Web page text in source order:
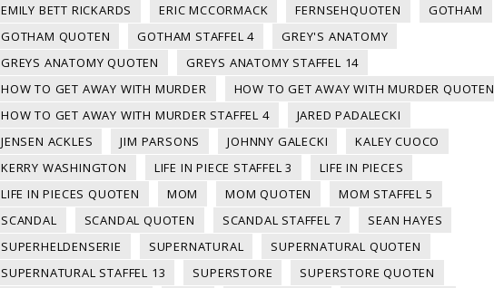
EMILY BETT RICKARDS
ERIC MCCORMACK FERNSEHQUOTEN
GOTHAM
GOTHAM QUOTEN
GOTHAM STAFFEL 4
GREY'S ANATOMY
GREYS ANATOMY QUOTEN
GREYS ANATOMY STAFFEL 14
HOW TO GET AWAY WITH MURDER
HOW TO GET AWAY WITH MURDER QUOTEN
HOW TO GET AWAY WITH MURDER STAFFEL 4
JARED PADALECKI
JENSEN ACKLES
JIM PARSONS JOHNNY GALECKI
KALEY CUOCO
KERRY WASHINGTON
LIFE IN PIECE STAFFEL 3
LIFE IN PIECES
LIFE IN PIECES QUOTEN
MOM MOM QUOTEN
MOM STAFFEL 5
SCANDAL
SCANDAL QUOTEN SCANDAL STAFFEL 7
SEAN HAYES
SUPERHELDENSERIE
SUPERNATURAL
SUPERNATURAL QUOTEN
SUPERNATURAL STAFFEL 13
SUPERSTORE
SUPERSTORE QUOTEN